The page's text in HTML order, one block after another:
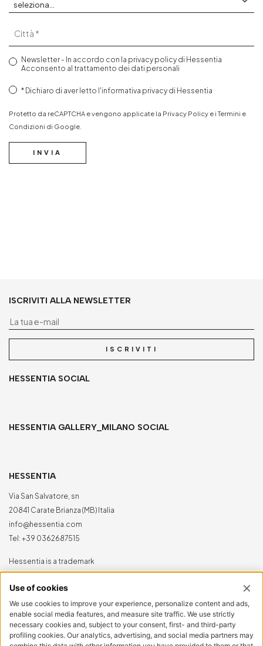
Città
Newsletter - In accordo con la privacy policy di Hessentia
Acconsento al trattamento dei dati personali
Dichiaro di aver letto l'informativa privacy di Hessentia
Protetto da reCAPTCHA e vengono applicate la Privacy Policy e iTermini e
Condizioni di Google.
INVIA
ISCRIVITI ALLA NEWSLETTER
ISCRIVITI
HESSENTIA SOCIAL
HESSENTIA GALLERY_MILANO SOCIAL
HESSENTIA
Via San Salvatore, sn
20841 Carate Brianza (MB) Italia
info@hessentia.com
Tel: +39 0362687515
Hessentia is a trademark
of Cornelio Cappellini Srl
AREA CLIENTI